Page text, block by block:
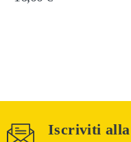
Iscriviti alla